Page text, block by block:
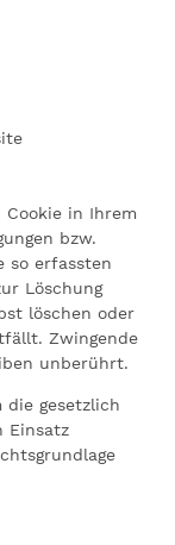
in Ihrem
bzw.
so erfassten
Löschung
löschen oder
Zwingende
unberührt.
die gesetzlich
Einsatz